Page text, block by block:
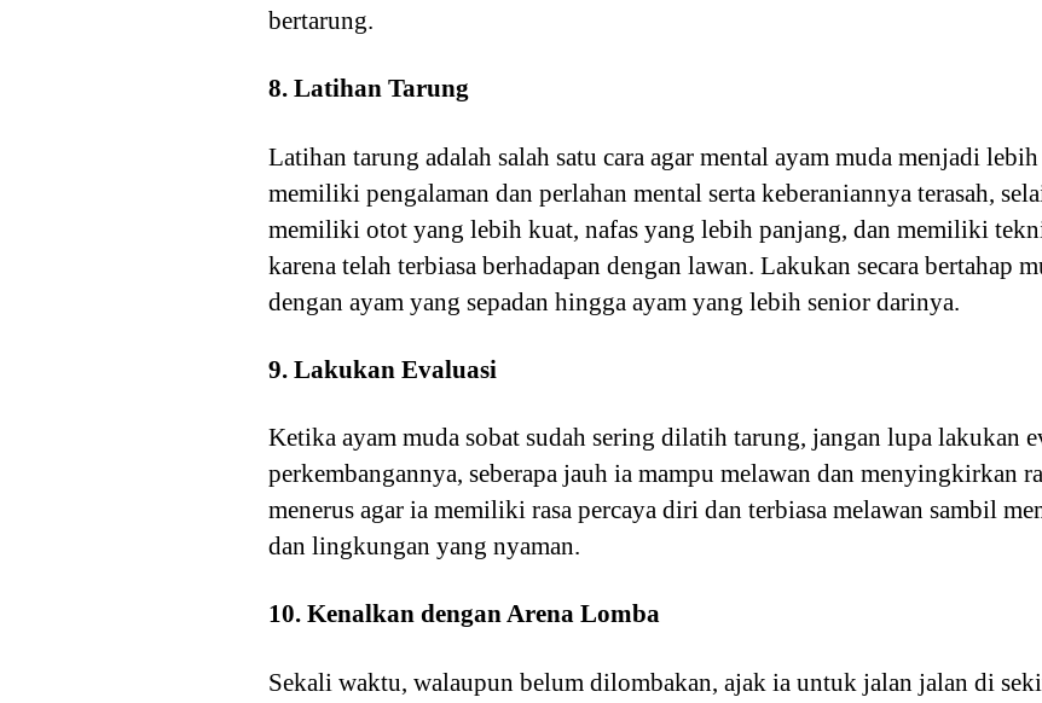
bertarung.
8. Latihan Tarung
Latihan tarung adalah salah satu cara agar mental ayam muda menjadi
memiliki pengalaman dan perlahan mental serta keberaniannya terasah,
memiliki otot yang lebih kuat, nafas yang lebih panjang, dan memiliki
karena telah terbiasa berhadapan dengan lawan. Lakukan secara bertahap
dengan ayam yang sepadan hingga ayam yang lebih senior darinya.
9. Lakukan Evaluasi
Ketika ayam muda sobat sudah sering dilatih tarung, jangan lupa lakukan
perkembangannya, seberapa jauh ia mampu melawan dan menyingkirkan
menerus agar ia memiliki rasa percaya diri dan terbiasa melawan sambil
dan lingkungan yang nyaman.
10. Kenalkan dengan Arena Lomba
Sekali waktu, walaupun belum dilombakan, ajak ia untuk jalan jalan di